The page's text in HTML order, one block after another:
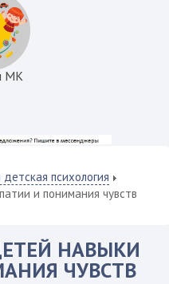
МК
психология
и понимания чувств
НАВЫКИ
ЧУВСТВ